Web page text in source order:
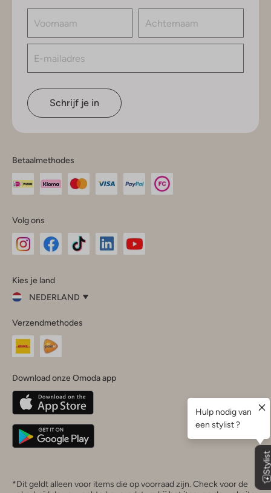
Schrijf je in
Betaalmethodes
Volg ons
InstagramFacebook
Kies je land
NEDERLAND
je
land
Nederland
Belgique(Français)
Deutschland
Verzendmethodes
Download onze Omoda app
*Dit geldt alleen voor items die op voorraad zijn. Check voor de